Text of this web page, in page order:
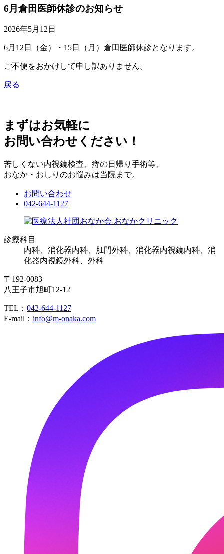
6月倉田医師休診のお知らせ
2026年5月12日
6月12日（金）・15日（月）倉田医師休診となります。
ご不便をおかけして申し訳ありません。
戻る
まずはお気軽に
お問い合わせください！
苦しくない内視鏡検査、痔の日帰り手術等、
おなか・おしりのお悩みは当院まで。
お問い合わせ
042-644-1127
診療科目
内科、消化器内科、肛門外科、消化器内視鏡内科、消
化器内視鏡外科、外科
〒192-0083
八王子市旭町12-12
TEL： 042-644-1127
E-mail： info@m-onaka.com